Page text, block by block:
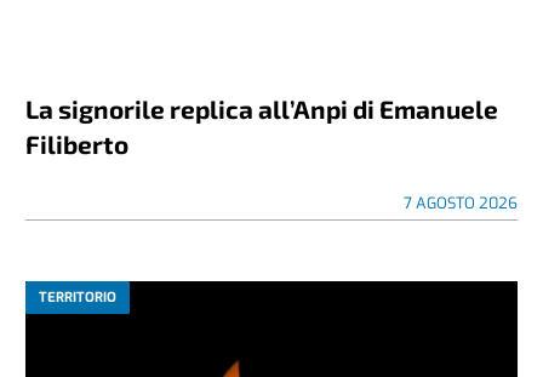
La signorile replica all’Anpi di Emanuele
Filiberto
7 AGOSTO 2026
TERRITORIO